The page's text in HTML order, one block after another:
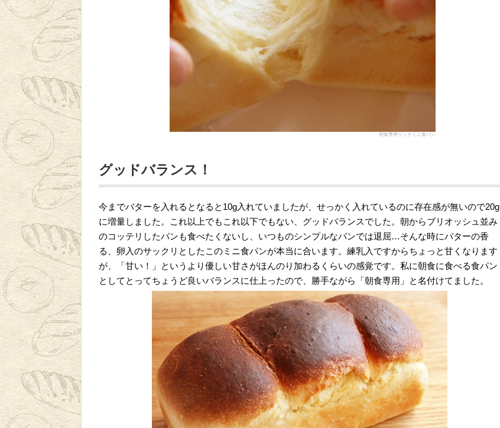
朝食専用リッチミニ食パン
グッドバランス！
今までバターを入れるとなると10g入れていましたが、せっかく入れているのに存在感が無いので20g
に増量しました。これ以上でもこれ以下でもない、グッドバランスでした。朝からブリオッシュ並み
のコッテリしたパンも食べたくないし、いつものシンプルなパンでは退屈…そんな時にバターの香
る、卵入のサックリとしたこのミニ食パンが本当に合います。練乳入ですからちょっと甘くなります
が、「甘い！」というより優しい甘さがほんのり加わるくらいの感覚です。私に朝食に食べる食パン
としてとってちょうど良いバランスに仕上ったので、勝手ながら「朝食専用」と名付けてました。